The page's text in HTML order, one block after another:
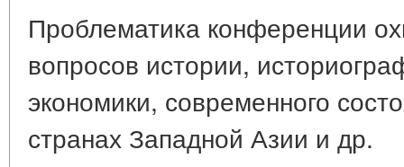
Проблематика конференции
вопросов истории,
экономики, современного
странах Западной Азии и др.